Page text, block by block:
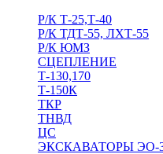
Р/К Т-25,Т-40
Р/К ТДТ-55, ЛХТ-55
Р/К ЮМЗ
СЦЕПЛЕНИЕ
Т-130,170
Т-150К
ТКР
ТНВД
ЦС
ЭКСКАВАТОРЫ ЭО-